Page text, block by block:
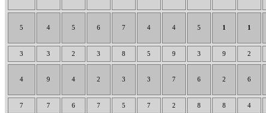
5 4 5 6 7 4 4 5 1 1
3 3 2 3 8 5 9 3 9 2
4 9 4 2 3 3 7 6 2 6
7 7 6 7 5 7 2 8 8 4